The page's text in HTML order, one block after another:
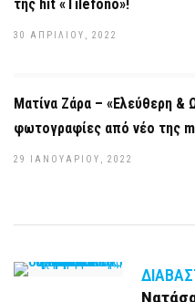
της hit «Tilefono»!
30 ΑΠΡΙΛΊΟΥ, 2022
Ματίνα Ζάρα – «Ελεύθερη &
φωτογραφίες από νέο της
29 ΙΑΝΟΥΑΡΊΟΥ, 2022